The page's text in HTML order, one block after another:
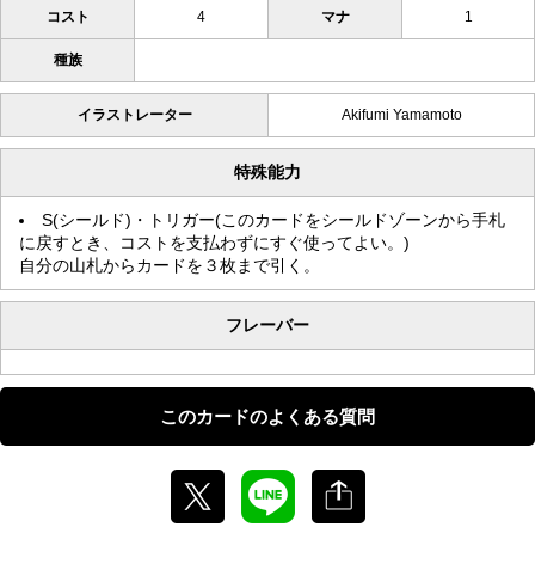
コスト 4 マナ 1
種族
イラストレーター Akifumi Yamamoto
特殊能力
S(シールド)・トリガー(このカードをシールドゾーンから手札
に戻すとき、コストを支払わずにすぐ使ってよい。)
自分の山札からカードを３枚まで引く。
フレーバー
このカードのよくある質問